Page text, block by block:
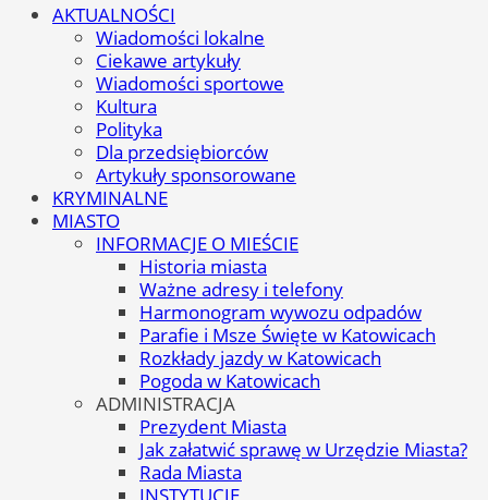
AKTUALNOŚCI
Wiadomości lokalne
Ciekawe artykuły
Wiadomości sportowe
Kultura
Polityka
Dla przedsiębiorców
Artykuły sponsorowane
KRYMINALNE
MIASTO
INFORMACJE O MIEŚCIE
Historia miasta
Ważne adresy i telefony
Harmonogram wywozu odpadów
Parafie i Msze Święte w Katowicach
Rozkłady jazdy w Katowicach
Pogoda w Katowicach
ADMINISTRACJA
Prezydent Miasta
Jak załatwić sprawę w Urzędzie Miasta?
Rada Miasta